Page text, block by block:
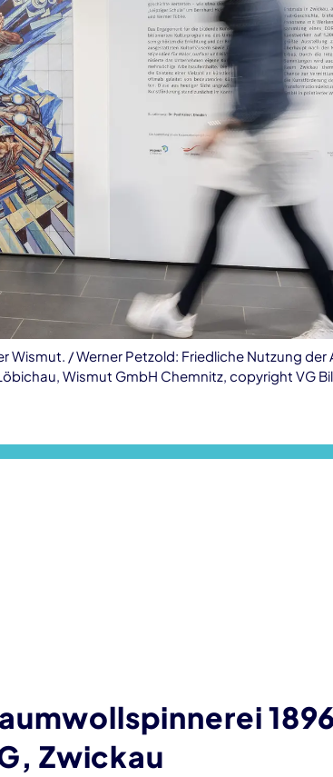
/ Werner Petzold: Friedliche Nutzung
Wismut GmbH Chemnitz, copyright VG
Zwickau